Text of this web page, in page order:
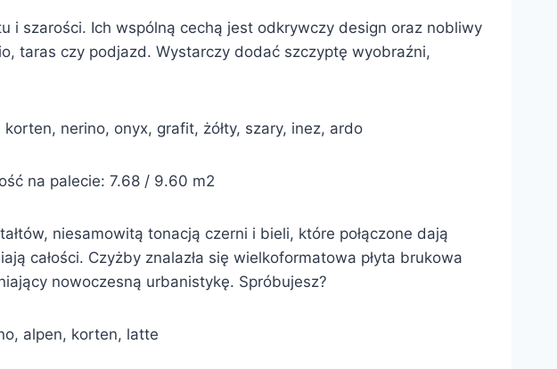
i szarości. Ich wspólną cechą jest odkrywczy design oraz nobliwy
taras czy podjazd. Wystarczy dodać szczyptę wyobraźni,
nerino, onyx, grafit, żółty, szary, inez, ardo
na palecie: 7.68 / 9.60 m2
niesamowitą tonacją czerni i bieli, które połączone dają
całości. Czyżby znalazła się wielkoformatowa płyta brukowa
nowoczesną urbanistykę. Spróbujesz?
alpen, korten, latte